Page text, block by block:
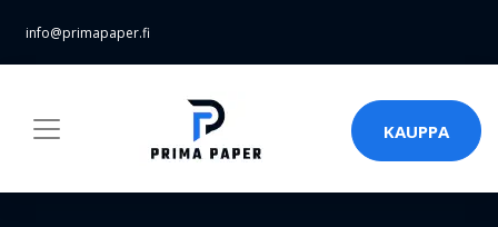
info@primapaper.fi
KAUPPA